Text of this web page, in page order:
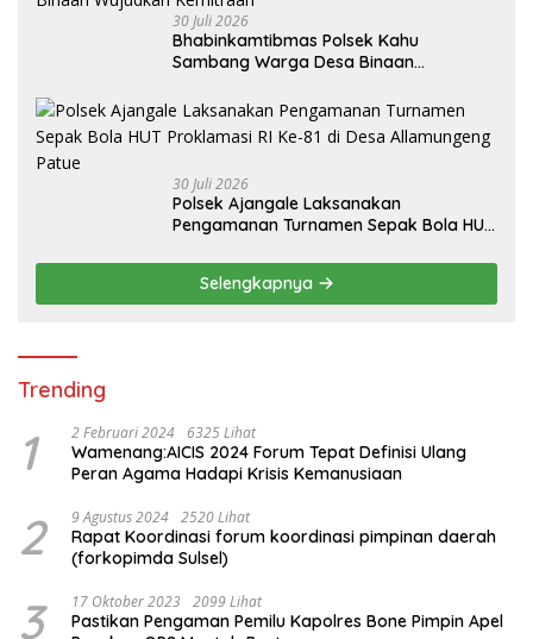
30 Juli 2026
Bhabinkamtibmas Polsek Kahu
Sambang Warga Desa Binaan
30 Juli 2026
Polsek Ajangale Laksanakan
Pengamanan Turnamen Sepak Bola HUT
Allamungeng Patue
Selengkapnya
Trending
1 2 Februari 2024 6325 Lihat
Wamenang:AICIS 2024 Forum Tepat Definisi Ulang
Peran Agama Hadapi Krisis Kemanusiaan
2 9 Agustus 2024 2520 Lihat
Rapat Koordinasi forum koordinasi pimpinan daerah
(forkopimda Sulsel)
3 17 Oktober 2023 2099 Lihat
Pastikan Pengaman Pemilu Kapolres Bone Pimpin Apel